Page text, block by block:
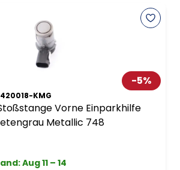
-5%
KMG
Vorne Einparkhilfe
Metallic 748
:Aug 11 – 14